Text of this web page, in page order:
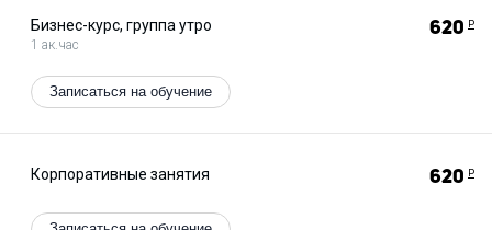
В онлайн-формате доступны программы для разных целей и
детей и подростков, подготовка к экзаменам, интенсивы и
другие форматы.
Бизнес-курс, группа утро
1 ак.час
620 Р
Записаться на обучение
Корпоративные занятия 620 Р